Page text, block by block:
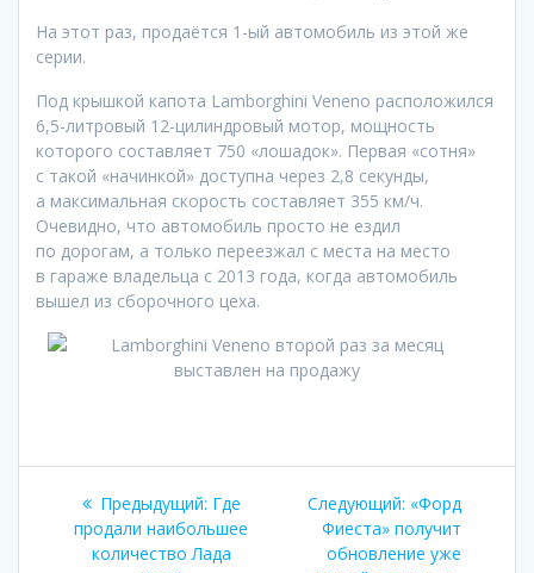
На этот раз, продаётся 1-ый автомобиль из этой же
серии.
Под крышкой капота Lamborghini Veneno расположился
6,5-литровый 12-цилиндровый мотор, мощность
которого составляет 750 «лошадок». Первая «сотня»
с такой «начинкой» доступна через 2,8 секунды,
а максимальная скорость составляет 355 км/ч.
Очевидно, что автомобиль просто не ездил
по дорогам, а только переезжал с места на место
в гараже владельца с 2013 года, когда автомобиль
вышел из сборочного цеха.
Навигация
Предыдущий: Предыдущая
запись:
Где
продали наибольшее
количество Лада
Следующий: Следующая
запись:
«Форд
Фиеста» получит
обновление уже